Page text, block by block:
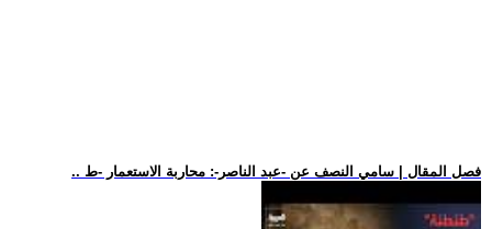
.. فصل المقال | سامي النصف عن -عبد الناصر-: محاربة الاستعمار -ط